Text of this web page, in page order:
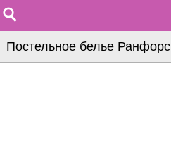
Постельное белье